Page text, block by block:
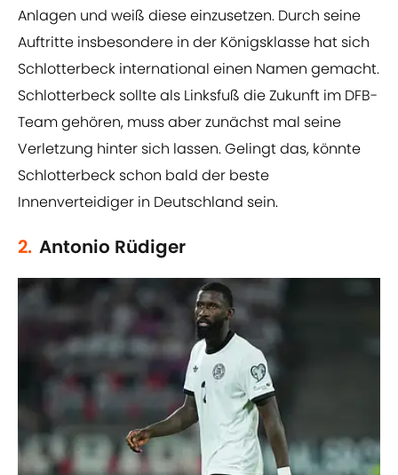
Anlagen und weiß diese einzusetzen. Durch seine
Auftritte insbesondere in der Königsklasse hat sich
Schlotterbeck international einen Namen gemacht.
Schlotterbeck sollte als Linksfuß die Zukunft im DFB-
Team gehören, muss aber zunächst mal seine
Verletzung hinter sich lassen. Gelingt das, könnte
Schlotterbeck schon bald der beste
Innenverteidiger in Deutschland sein.
2. Antonio Rüdiger